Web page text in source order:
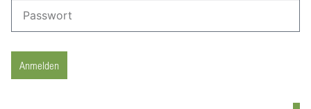
Anmelden